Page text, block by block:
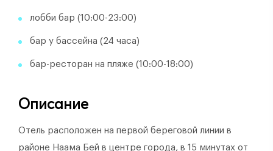
лобби бар (10:00-23:00)
бар у бассейна (24 часа)
бар-ресторан на пляже (10:00-18:00)
Описание
Отель расположен на первой береговой линии в
районе Наама Бей в центре города, в 15 минутах от